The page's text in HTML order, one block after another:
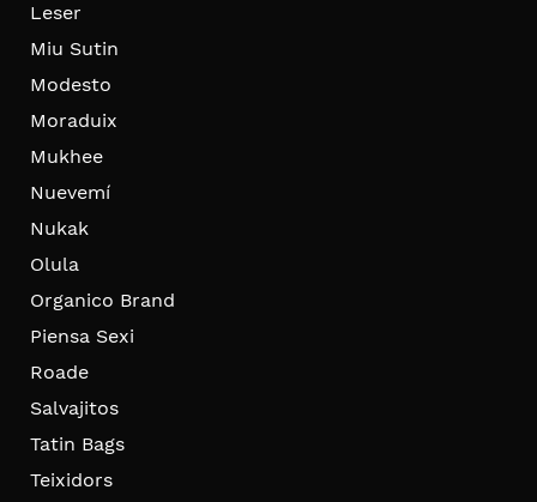
Leser
Miu Sutin
Modesto
Moraduix
Mukhee
Nuevemí
Nukak
Olula
Organico Brand
Piensa Sexi
Roade
Salvajitos
Tatin Bags
Teixidors